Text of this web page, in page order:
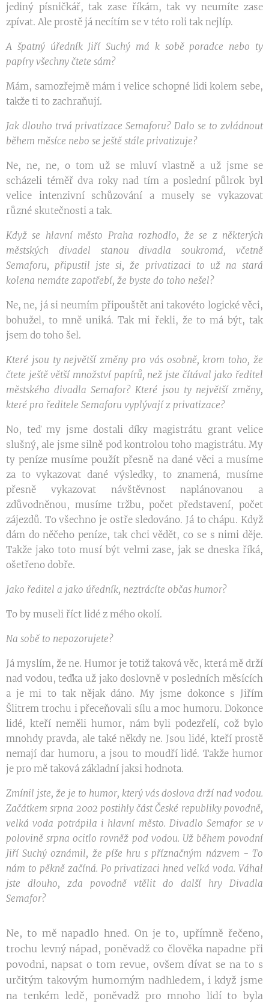
jediný písničkář, tak zase říkám, tak vy neumíte zase
zpívat. Ale prostě já necítím se v této roli tak nejlíp.
A špatný úředník Jiří Suchý má k sobě poradce nebo ty
papíry všechny čtete sám?
Mám, samozřejmě mám i velice schopné lidi kolem sebe,
takže ti to zachraňují.
Jak dlouho trvá privatizace Semaforu? Dalo se to zvládnout
během měsíce nebo se ještě stále privatizuje?
Ne, ne, ne, o tom už se mluví vlastně a už jsme se
scházeli téměř dva roky nad tím a poslední půlrok byl
velice intenzivní schůzování a musely se vykazovat
různé skutečnosti a tak.
Když se hlavní město Praha rozhodlo, že se z některých
městských divadel stanou divadla soukromá, včetně
Semaforu, připustil jste si, že privatizaci to už na stará
kolena nemáte zapotřebí, že byste do toho nešel?
Ne, ne, já si neumím připouštět ani takovéto logické věci,
bohužel, to mně uniká. Tak mi řekli, že to má být, tak
jsem do toho šel.
Které jsou ty největší změny pro vás osobně, krom toho, že
čtete ještě větší množství papírů, než jste čítával jako ředitel
městského divadla Semafor? Které jsou ty největší změny,
které pro ředitele Semaforu vyplývají z privatizace?
No, teď my jsme dostali díky magistrátu grant velice
slušný, ale jsme silně pod kontrolou toho magistrátu. My
ty peníze musíme použít přesně na dané věci a musíme
za to vykazovat dané výsledky, to znamená, musíme
přesně vykazovat návštěvnost naplánovanou a
zdůvodněnou, musíme tržbu, počet představení, počet
zájezdů. To všechno je ostře sledováno. Já to chápu. Když
dám do něčeho peníze, tak chci vědět, co se s nimi děje.
Takže jako toto musí být velmi zase, jak se dneska říká,
ošetřeno dobře.
Jako ředitel a jako úředník, neztrácíte občas humor?
To by museli říct lidé z mého okolí.
Na sobě to nepozorujete?
Já myslím, že ne. Humor je totiž taková věc, která mě drží
nad vodou, teďka už jako doslovně v posledních měsících
a je mi to tak nějak dáno. My jsme dokonce s Jiřím
Šlitrem trochu i přeceňovali sílu a moc humoru. Dokonce
lidé, kteří neměli humor, nám byli podezřelí, což bylo
mnohdy pravda, ale také někdy ne. Jsou lidé, kteří prostě
nemají dar humoru, a jsou to moudří lidé. Takže humor
je pro mě taková základní jaksi hodnota.
Zmínil jste, že je to humor, který vás doslova drží nad vodou.
Začátkem srpna 2002 postihly část České republiky povodně,
velká voda potrápila i hlavní město. Divadlo Semafor se v
polovině srpna ocitlo rovněž pod vodou. Už během povodní
Jiří Suchý oznámil, že píše hru s příznačným názvem - To
nám to pěkně začíná. Po privatizaci hned velká voda. Váhal
jste dlouho, zda povodně vtělit do další hry Divadla
Semafor?
Ne, to mě napadlo hned. On je to, upřímně řečeno,
trochu levný nápad, poněvadž co člověka napadne při
povodni, napsat o tom revue, ovšem dívat se na to s
určitým takovým humorným nadhledem, i když jsme
na tenkém ledě, poněvadž pro mnoho lidí to byla